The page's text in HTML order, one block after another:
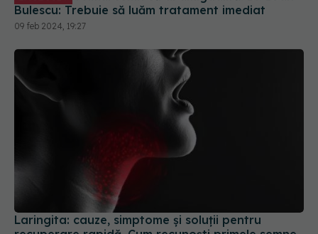
09 feb 2024, 19:27
Laringita: cauze, simptome și soluții pentru
recuperare rapidă. Cum recunoști primele semne